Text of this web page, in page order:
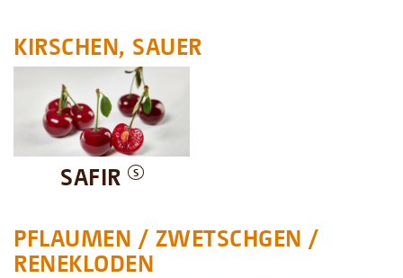
KIRSCHEN, SAUER
SAFIR S
PFLAUMEN / ZWETSCHGEN /
RENEKLODEN